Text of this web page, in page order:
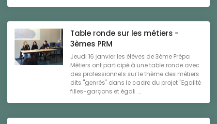
Table ronde sur les métiers -
3èmes PRM
Jeudi 16 janvier les élèves de 3ème Prépa
Métiers ont participé à une table ronde avec
des professionnels sur le thème des métiers
dits "genrés" dans le cadre du projet "Egalité
filles-garçons et égali ...